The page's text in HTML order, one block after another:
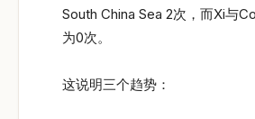
South China Sea 2次，而Xi与
为0次。
这说明三个趋势：